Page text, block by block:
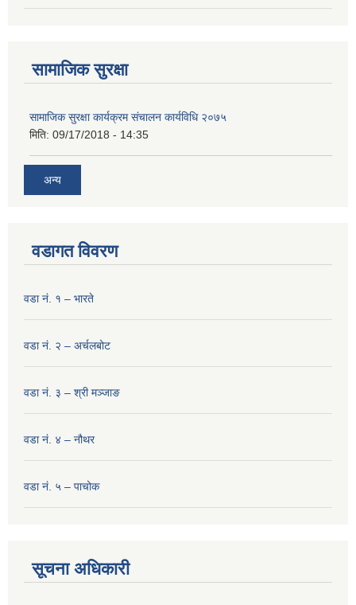
सामाजिक सुरक्षा
सामाजिक सुरक्षा कार्यक्रम संचालन कार्यविधि २०७५
मिति: 09/17/2018 - 14:35
अन्य
वडागत विवरण
वडा नं. १ – भारते
वडा नं. २ – अर्चलबोट
वडा नं. ३ – श्री मञ्‍जाङ
वडा नं. ४ – नौथर
वडा नं. ५ – पाचोक
सूचना अधिकारी